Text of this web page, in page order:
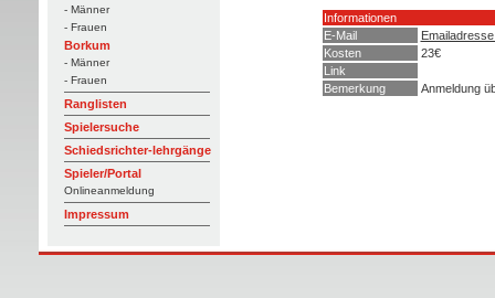
- Männer
- Frauen
Borkum
- Männer
- Frauen
Ranglisten
Spielersuche
Schiedsrichter-lehrgänge
Spieler/Portal
Onlineanmeldung
Impressum
Informationen
E-Mail
Kosten
23€
Link
Bemerkung
Anmeldung